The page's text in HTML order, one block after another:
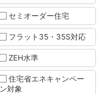
セミオーダー住宅
フラット35・35S対応
ZEH水準
住宅省エネキャンペー
ン対象